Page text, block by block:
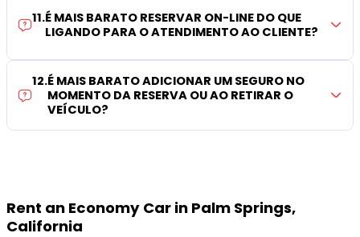
11.É MAIS BARATO RESERVAR ON-LINE DO QUE
LIGANDO PARA O ATENDIMENTO AO CLIENTE?
12.É MAIS BARATO ADICIONAR UM SEGURO NO
MOMENTO DA RESERVA OU AO RETIRAR O
VEÍCULO?
Rent an Economy Car in Palm Springs,
California